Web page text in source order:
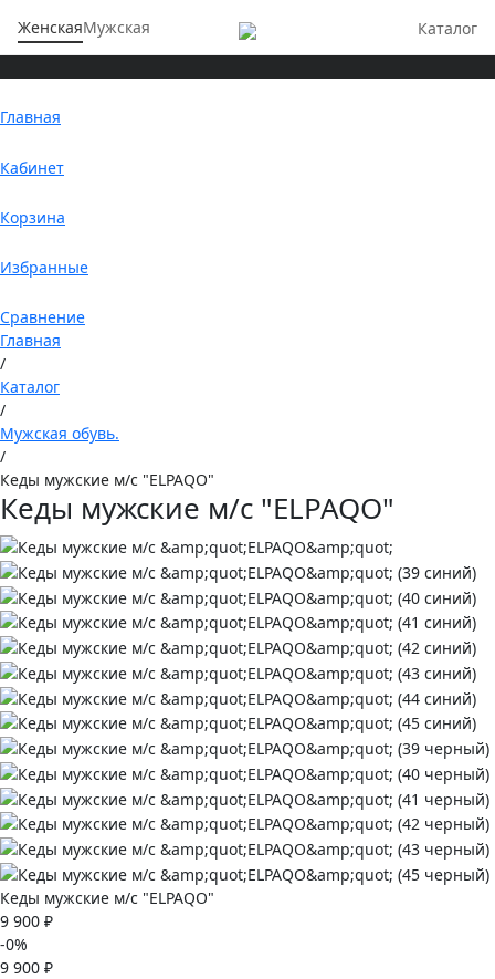
ЖенскаяМужская Каталог
Главная
Кабинет
Корзина
Избранные
Сравнение
Главная
/
Каталог
/
Мужская обувь.
/
Кеды мужские м/с "ELPAQO"
Кеды мужские м/с "ELPAQO"
Кеды мужские м/с "ELPAQO"
9 900 ₽
-0%
9 900 ₽